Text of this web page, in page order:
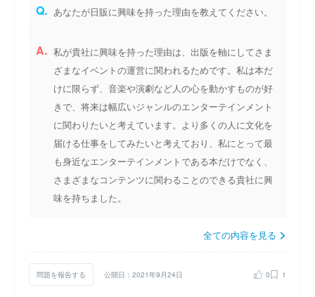
Q. あなたが日販に興味を持った理由を教えてください。
A. 私が貴社に興味を持った理由は、出版を軸にしてさま
ざまなイベントの運営に関われるためです。私は本だ
けに限らず、音楽や演劇など人の心を動かすものが好
きで、将来は幅広いジャンルのエンターテインメント
に関わりたいと考えています。より多くの人に文化を
届ける仕事をしてみたいと考えており、私にとって最
も身近なエンターテインメントである本だけでなく、
さまざまなコンテンツに関わることのできる貴社に興
味を持ちました。
全ての内容を見る
問題を報告する 公開日：2021年9月24日 0 1